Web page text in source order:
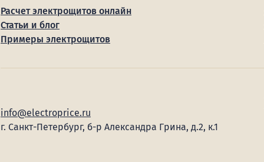
Расчет электрощитов онлайн
Статьи и блог
Примеры электрощитов
info@electroprice.ru
г. Санкт-Петербург, б-р Александра Грина, д.2, к.1